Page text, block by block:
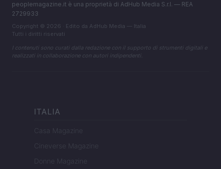
peoplemagazine.it è una proprietà di AdHub Media S.r.l. — REA
2729933
Copyright © 2026 · Edito da AdHub Media — Italia
Tutti i diritti riservati
I contenuti sono curati dalla redazione con il supporto di strumenti digitali e
realizzati in collaborazione con autori indipendenti.
ITALIA
Casa Magazine
Cineverse Magazine
Donne Magazine